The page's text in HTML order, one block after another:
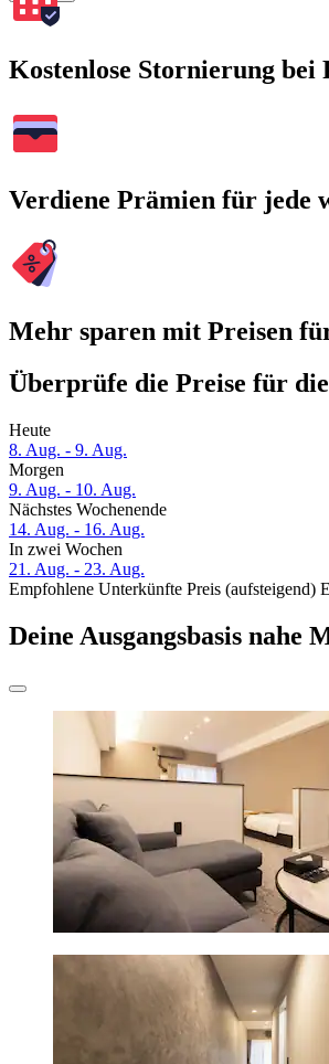
Kostenlose Stornierung bei
Verdiene Prämien für jede
Mehr sparen mit Preisen
Überprüfe die Preise für
Heute
8. Aug. - 9. Aug.
Morgen
9. Aug. - 10. Aug.
Nächstes Wochenende
14. Aug. - 16. Aug.
In zwei Wochen
21. Aug. - 23. Aug.
Empfohlene Unterkünfte Preis (aufsteigend)
Deine Ausgangsbasis nahe